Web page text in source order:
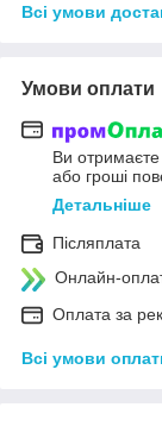
Всі умови
Умови оплати
Ви
або гроші
Детальніше
Післяплата
Онлайн-
Оплата за
Всі умови